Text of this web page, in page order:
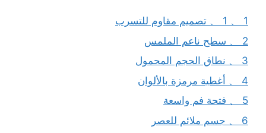
1 、 1 、 تصميم مقاوم للتسرب
2 、 سطح ناعم الملمس
3 、 نطاق الحجم المحمول
4 、 أغطية مرمزة بالألوان
5 、 فتحة فم واسعة
6 、 جسم ملائم للعصر